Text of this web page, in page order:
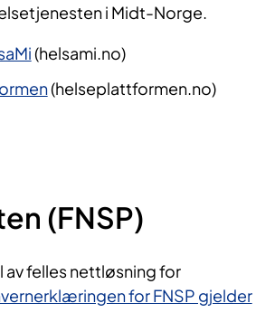
i Midt-Norge.
(helsami.no)
(helseplattformen.no)​
(FNSP)
av felles nettløsning for
for FNSP gjelder